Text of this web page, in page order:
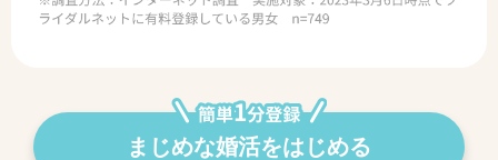
まじめな婚活をはじめる